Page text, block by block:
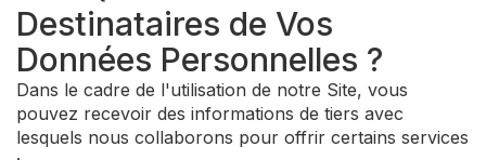
Destinataires de Vos
Données Personnelles ?
Dans le cadre de l'utilisation de notre Site, vous
pouvez recevoir des informations de tiers avec
lesquels nous collaborons pour offrir certains services